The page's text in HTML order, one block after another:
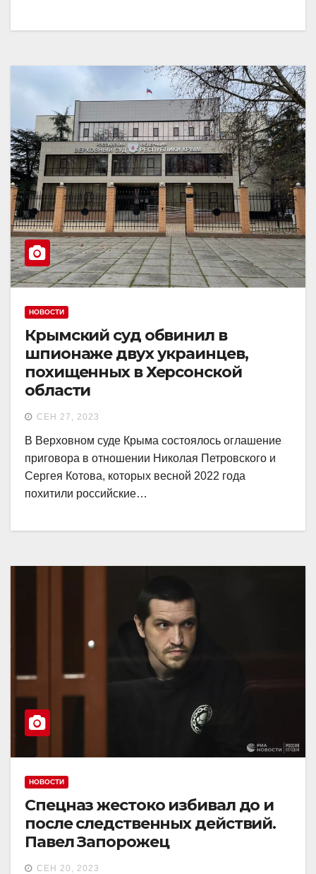
НОВОСТИ
Крымский суд обвинил в
шпионаже двух украинцев,
похищенных в Херсонской
области
СЕН 27, 2023
В Верховном суде Крыма состоялось оглашение
приговора в отношении Николая Петровского и
Сергея Котова, которых весной 2022 года
похитили российские…
НОВОСТИ
Спецназ жестоко избивал до и
после следственных действий.
Павел Запорожец
СЕН 20, 2023